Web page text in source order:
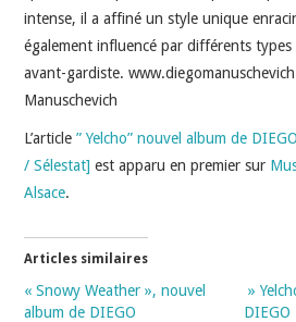
DOKO
intense, il a affiné un style unique
également influencé par différents
avant-gardiste.
Manuschevich
L’article” Yelcho” nouvel album de
/ Sélestat] est apparu en premier sur
Alsace.
Articles similaires
« Snowy Weather », nouvel
album de DIEGO
»
DIEGO